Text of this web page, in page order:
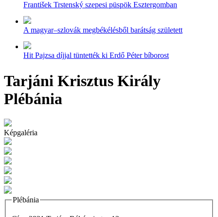
František Trstenský szepesi püspök Esztergomban
A magyar–szlovák megbékélésből barátság született
Hit Pajzsa díjjal tüntették ki Erdő Péter bíborost
Tarjáni Krisztus Király
Plébánia
Képgaléria
Plébánia